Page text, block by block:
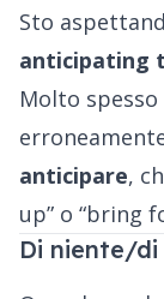
Sto
anticipating
Molto
anticipare,
up” o “bring
Di niente/di